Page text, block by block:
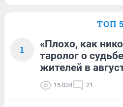
ТОП 5
1
«Плохо, как
таролог о
жителей в
15 034 21